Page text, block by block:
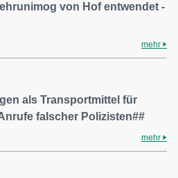
von Hof entwendet -
mehr
als Transportmittel für
falscher Polizisten##
mehr